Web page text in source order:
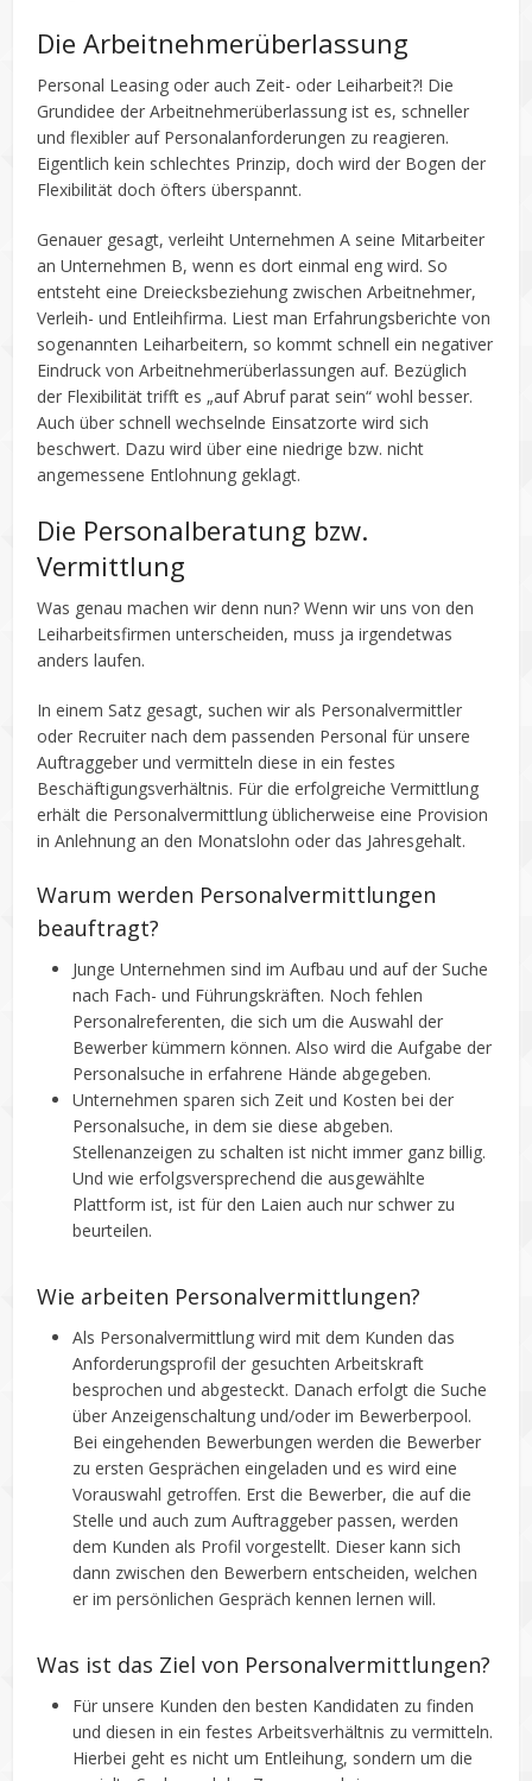
Die Arbeitnehmerüberlassung
Personal Leasing oder auch Zeit- oder Leiharbeit?! Die
Grundidee der Arbeitnehmerüberlassung ist es, schneller
und flexibler auf Personalanforderungen zu reagieren.
Eigentlich kein schlechtes Prinzip, doch wird der Bogen der
Flexibilität doch öfters überspannt.
Genauer gesagt, verleiht Unternehmen A seine Mitarbeiter
an Unternehmen B, wenn es dort einmal eng wird. So
entsteht eine Dreiecksbeziehung zwischen Arbeitnehmer,
Verleih- und Entleihfirma. Liest man Erfahrungsberichte von
sogenannten Leiharbeitern, so kommt schnell ein negativer
Eindruck von Arbeitnehmerüberlassungen auf. Bezüglich
der Flexibilität trifft es „auf Abruf parat sein“ wohl besser.
Auch über schnell wechselnde Einsatzorte wird sich
beschwert. Dazu wird über eine niedrige bzw. nicht
angemessene Entlohnung geklagt.
Die Personalberatung bzw.
Vermittlung
Was genau machen wir denn nun? Wenn wir uns von den
Leiharbeitsfirmen unterscheiden, muss ja irgendetwas
anders laufen.
In einem Satz gesagt, suchen wir als Personalvermittler
oder Recruiter nach dem passenden Personal für unsere
Auftraggeber und vermitteln diese in ein festes
Beschäftigungsverhältnis. Für die erfolgreiche Vermittlung
erhält die Personalvermittlung üblicherweise eine Provision
in Anlehnung an den Monatslohn oder das Jahresgehalt.
Warum werden Personalvermittlungen
beauftragt?
Junge Unternehmen sind im Aufbau und auf der Suche
nach Fach- und Führungskräften. Noch fehlen
Personalreferenten, die sich um die Auswahl der
Bewerber kümmern können. Also wird die Aufgabe der
Personalsuche in erfahrene Hände abgegeben.
Unternehmen sparen sich Zeit und Kosten bei der
Personalsuche, in dem sie diese abgeben.
Stellenanzeigen zu schalten ist nicht immer ganz billig.
Und wie erfolgsversprechend die ausgewählte
Plattform ist, ist für den Laien auch nur schwer zu
beurteilen.
Wie arbeiten Personalvermittlungen?
Als Personalvermittlung wird mit dem Kunden das
Anforderungsprofil der gesuchten Arbeitskraft
besprochen und abgesteckt. Danach erfolgt die Suche
über Anzeigenschaltung und/oder im Bewerberpool.
Bei eingehenden Bewerbungen werden die Bewerber
zu ersten Gesprächen eingeladen und es wird eine
Vorauswahl getroffen. Erst die Bewerber, die auf die
Stelle und auch zum Auftraggeber passen, werden
dem Kunden als Profil vorgestellt. Dieser kann sich
dann zwischen den Bewerbern entscheiden, welchen
er im persönlichen Gespräch kennen lernen will.
Was ist das Ziel von Personalvermittlungen?
Für unsere Kunden den besten Kandidaten zu finden
und diesen in ein festes Arbeitsverhältnis zu vermitteln.
Hierbei geht es nicht um Entleihung, sondern um die